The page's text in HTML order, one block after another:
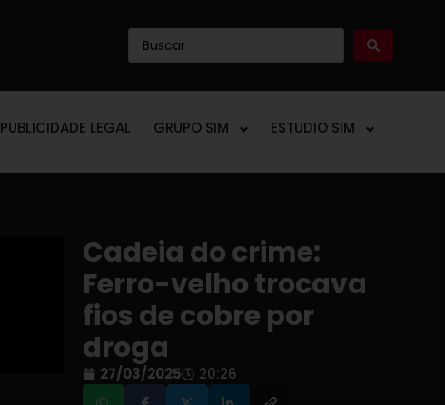
PUBLICIDADE LEGAL GRUPO SIM ESTUDIO SIM
Cadeia do crime:
Ferro-velho trocava
fios de cobre por
droga
27/03/2025 20:26